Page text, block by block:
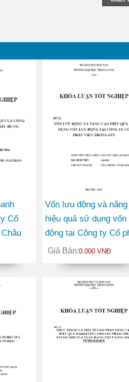
Cổ
Vốn lưu động và
hiệu quả sử dụng vốn
động tại Công ty Cổ
Viễn thông FPT
Giá Bán:0.000 VNĐ